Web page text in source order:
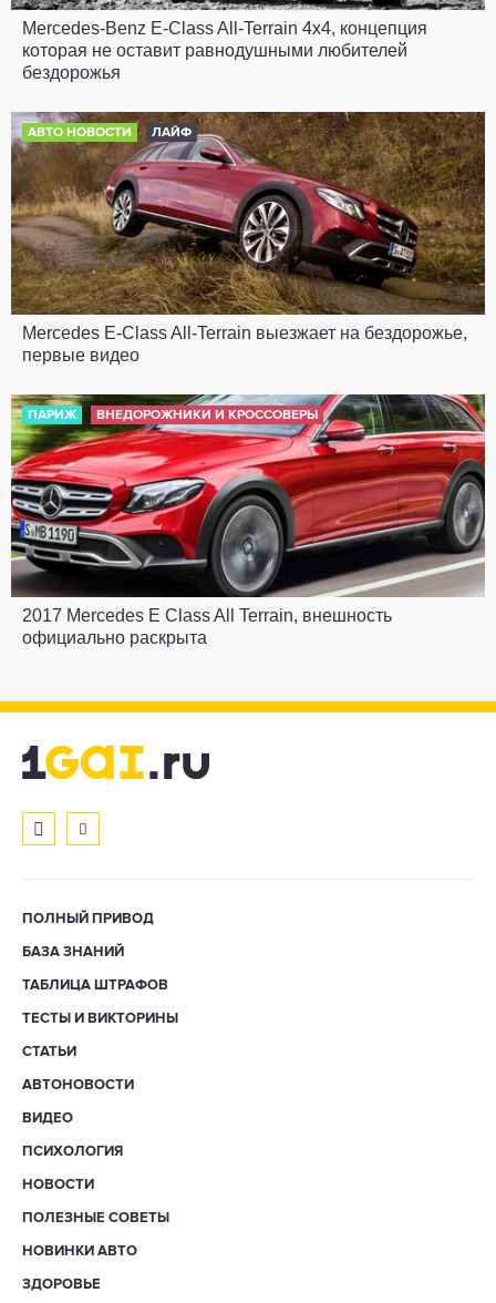
Mercedes-Benz E-Class All-Terrain 4x4, концепция
которая не оставит равнодушными любителей
бездорожья
АВТО НОВОСТИ ЛАЙФ
Mercedes E-Class All-Terrain выезжает на бездорожье,
первые видео
ПАРИЖ ВНЕДОРОЖНИКИ И КРОССОВЕРЫ
2017 Mercedes E Class All Terrain, внешность
официально раскрыта
ПОЛНЫЙ ПРИВОД
БАЗА ЗНАНИЙ
ТАБЛИЦА ШТРАФОВ
ТЕСТЫ И ВИКТОРИНЫ
СТАТЬИ
АВТОНОВОСТИ
ВИДЕО
ПСИХОЛОГИЯ
НОВОСТИ
ПОЛЕЗНЫЕ СОВЕТЫ
НОВИНКИ АВТО
ЗДОРОВЬЕ